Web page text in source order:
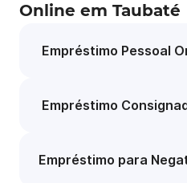
Online em Taubaté
Empréstimo Pessoal
Empréstimo
Empréstimo para